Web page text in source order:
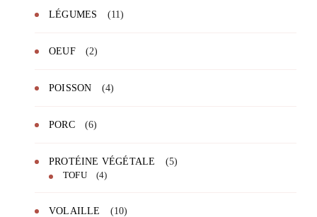
LÉGUMES (11)
OEUF (2)
POISSON (4)
PORC (6)
PROTÉINE VÉGÉTALE (5)
TOFU (4)
VOLAILLE (10)